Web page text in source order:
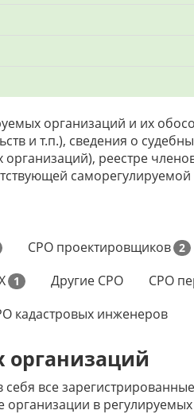
организаций и их
и т.п.), сведения о
реестре
СРО проектировщиков 2
1 Другие СРО
СРО
кадастровых инженеров
организаций
все
в регулируемых